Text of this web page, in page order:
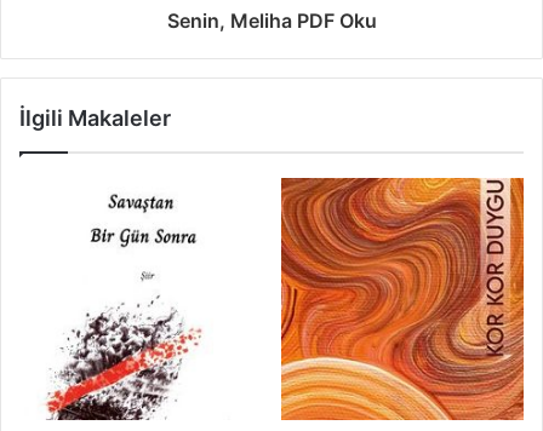
Senin, Meliha PDF Oku
İlgili Makaleler